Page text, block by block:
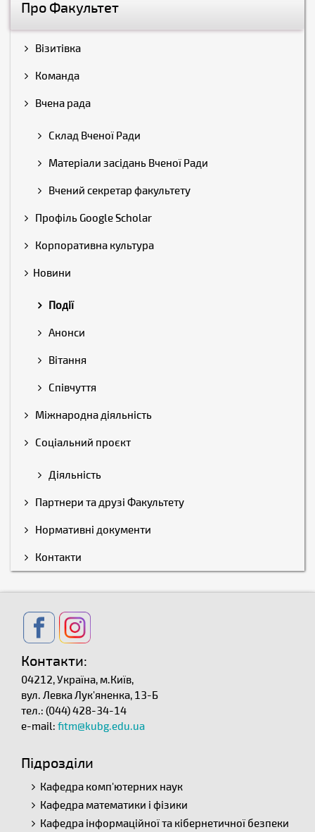
Про Факультет
Візитівка
Команда
Вчена рада
Склад Вченої Ради
Матеріали засідань Вченої Ради
Вчений секретар факультету
Профіль Google Scholar
Корпоративна культура
Новини
Події
Анонси
Вітання
Співчуття
Міжнародна діяльність
Соціальний проєкт
Діяльність
Партнери та друзі Факультету
Нормативні документи
Контакти
Контакти:
04212, Україна, м.Київ,
вул. Левка Лук'яненка, 13-Б
тел.: (044) 428-34-14
e-mail: fitm@kubg.edu.ua
Підрозділи
Кафедра комп'ютерних наук
Кафедра математики і фізики
Кафедра інформаційної та кібернетичної безпеки